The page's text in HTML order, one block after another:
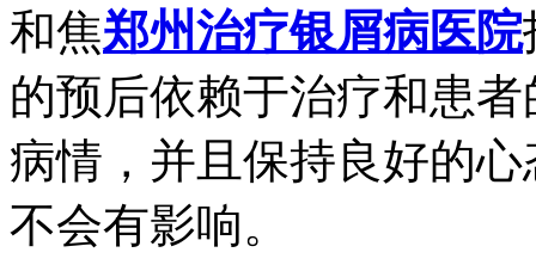
和焦郑州治疗银屑病医院
的预后依赖于治疗和患
病情，并且保持良好的
不会有影响。